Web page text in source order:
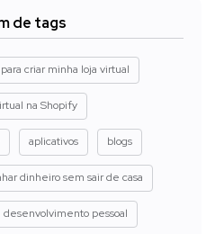
de tags
criar minha loja virtual
na Shopify
aplicativos blogs
dinheiro sem sair de casa
desenvolvimento pessoal